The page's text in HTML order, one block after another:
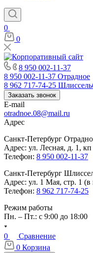
0
0
8 950 002-11-37
8 950 002-11-37 Отрадное
8 962 717-74-25
Заказать звонок
E-mail
otradnoe.08@mail.ru
Адрес
Санкт-Петербург
Адрес: ул. Лесная, д. 1, кп
Телефон: 8 950 002-11-37
Санкт-Петербург
Адрес: ул. 1 Мая, стр. 1 (в
Телефон: 8 962 717-74-25
Режим работы
Пн. – Пт.: с 9:00 до 18:00
0
Сравнение
0 Корзина